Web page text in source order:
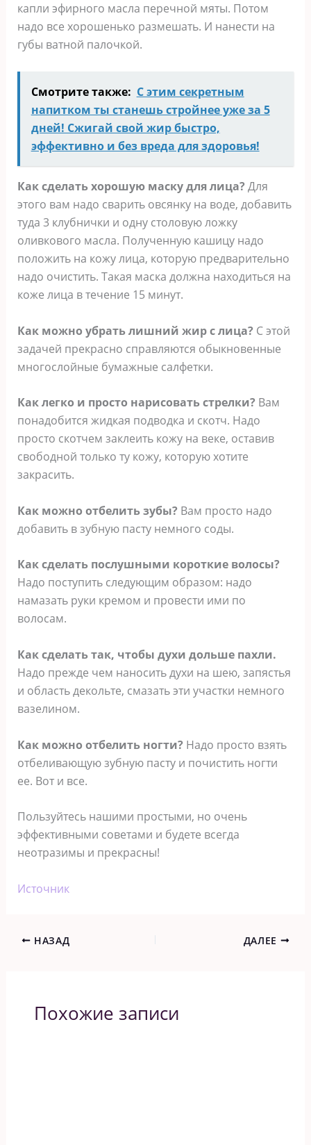
капли эфирного масла перечной мяты. Потом
надо все хорошенько размешать. И нанести на
губы ватной палочкой.
Смотрите также: С этим секретным
напитком ты станешь стройнее уже за 5
дней! Сжигай свой жир быстро,
эффективно и без вреда для здоровья!
Как сделать хорошую маску для лица? Для
этого вам надо сварить овсянку на воде, добавить
туда 3 клубнички и одну столовую ложку
оливкового масла. Полученную кашицу надо
положить на кожу лица, которую предварительно
надо очистить. Такая маска должна находиться на
коже лица в течение 15 минут.
Как можно убрать лишний жир с лица? С этой
задачей прекрасно справляются обыкновенные
многослойные бумажные салфетки.
Как легко и просто нарисовать стрелки? Вам
понадобится жидкая подводка и скотч. Надо
просто скотчем заклеить кожу на веке, оставив
свободной только ту кожу, которую хотите
закрасить.
Как можно отбелить зубы? Вам просто надо
добавить в зубную пасту немного соды.
Как сделать послушными короткие волосы?
Надо поступить следующим образом: надо
намазать руки кремом и провести ими по
волосам.
Как сделать так, чтобы духи дольше пахли.
Надо прежде чем наносить духи на шею, запястья
и область декольте, смазать эти участки немного
вазелином.
Как можно отбелить ногти? Надо просто взять
отбеливающую зубную пасту и почистить ногти
ее. Вот и все.
Пользуйтесь нашими простыми, но очень
эффективными советами и будете всегда
неотразимы и прекрасны!
Источник
НАЗАД ДАЛЕЕ
Похожие записи